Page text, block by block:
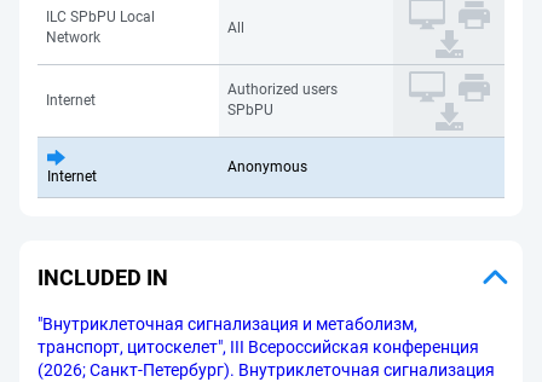
ILC SPbPU Local
Network
All
Internet
Authorized users
SPbPU
Internet
Anonymous
INCLUDED IN
"Внутриклеточная сигнализация и метаболизм,
транспорт, цитоскелет", III Всероссийская конференция
(2026; Санкт-Петербург). Внутриклеточная сигнализация